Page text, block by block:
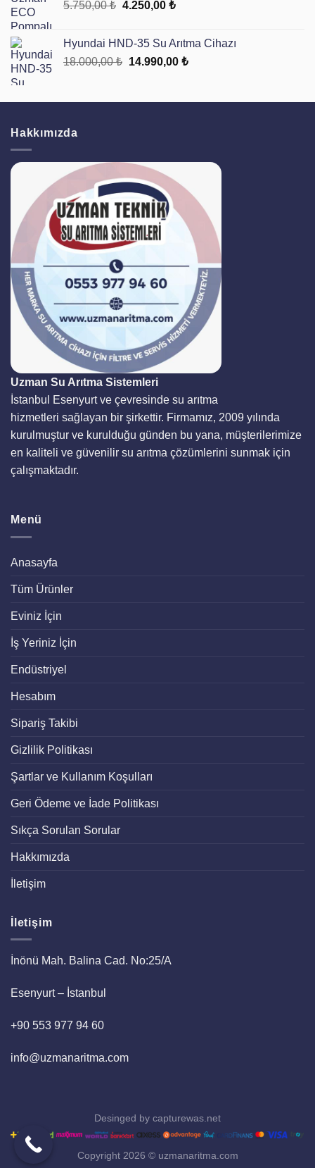
5.750,00₺ Orijinal
4.250,00 ₺Şu
4.250,00 ₺.
Hyundai HND-35 Su Arıtma Cihazı
18.000,00₺ Orijinal
14.990,00 ₺Şu
14.990,00 ₺.
Hakkımızda
Uzman Su Arıtma Sistemleri
İstanbul Esenyurt ve çevresinde su arıtma
hizmetleri sağlayan bir şirkettir. Firmamız, 2009 yılında
kurulmuştur ve kurulduğu günden bu yana, müşterilerimize
en kaliteli ve güvenilir su arıtma çözümlerini sunmak için
çalışmaktadır.
Menü
Anasayfa
Tüm Ürünler
Eviniz İçin
İş Yeriniz İçin
Endüstriyel
Hesabım
Sipariş Takibi
Gizlilik Politikası
Şartlar ve Kullanım Koşulları
Geri Ödeme ve İade Politikası
Sıkça Sorulan Sorular
Hakkımızda
İletişim
İletişim
İnönü Mah. Balina Cad. No:25/A
Esenyurt – İstanbul
+90 553 977 94 60
info@uzmanaritma.com
Desinged by capturewas.net
Copyright 2026 © uzmanaritma.com